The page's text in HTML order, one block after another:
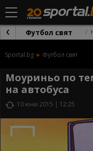
Футбол свят
Sportal.bg Футбол свят
Моуриньо по
на автобуса
10 юни 2015 | 12:25